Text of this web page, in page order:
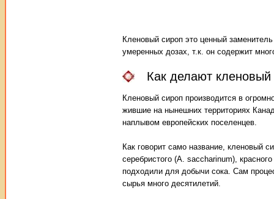
Кленовый сироп это ценный
умеренных дозах, т.к. он содержит
Как делают кленовый
Кленовый сироп производится в
жившие на нынешних территориях
наплывом европейских поселенцев.
Как говорит само название, кленовый
серебристого (A. saccharinum),
подходили для добычи сока. Сам
сырья много десятилетий.